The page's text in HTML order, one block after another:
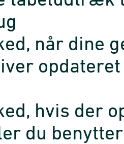
når dine
opdateret
hvis der
du benytter